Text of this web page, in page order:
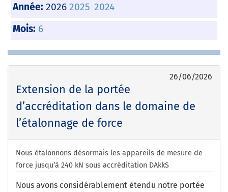
Année: 2026 2025 2024
Mois: 6
26/06/2026
Extension de la portée
d’accréditation dans le domaine de
l’étalonnage de force
Nous étalonnons désormais les appareils de mesure de
force jusqu’à 240 kN sous accréditation DAkkS
Nous avons considérablement étendu notre portée